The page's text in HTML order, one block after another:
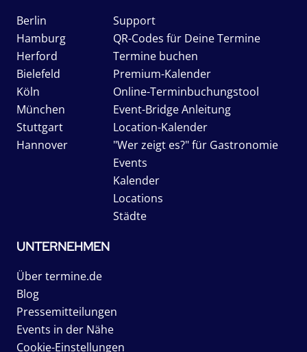
Berlin
Hamburg
Herford
Bielefeld
Köln
München
Stuttgart
Hannover
Support
QR-Codes für Deine Termine
Termine buchen
Premium-Kalender
Online-Terminbuchungstool
Event-Bridge Anleitung
Location-Kalender
"Wer zeigt es?" für Gastronomie
Events
Kalender
Locations
Städte
UNTERNEHMEN
Über termine.de
Blog
Pressemitteilungen
Events in der Nähe
Cookie-Einstellungen